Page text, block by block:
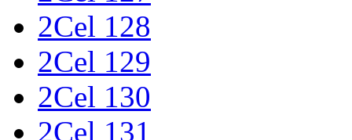
2Cel 128
2Cel 129
2Cel 130
2Cel 131